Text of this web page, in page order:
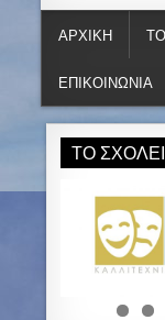
ΑΡΧΙΚΉ
ΕΠΙΚΟΙΝΩΝΊΑ
ΤΟ